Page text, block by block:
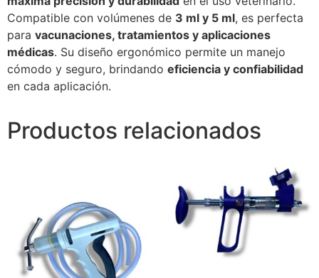
Compatible con volúmenes de 3 ml y 5 ml, es perfecta
para vacunaciones, tratamientos y aplicaciones
médicas. Su diseño ergonómico permite un manejo
cómodo y seguro, brindando eficiencia y confiabilidad
en cada aplicación.
Productos relacionados